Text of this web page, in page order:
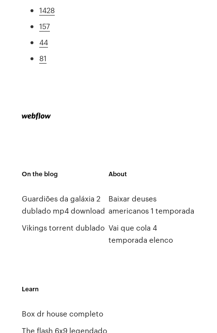
1428
157
44
81
On the blog
Guardiões da galáxia 2
dublado mp4 download
Vikings torrent dublado
About
Baixar deuses
americanos 1 temporada
Vai que cola 4
temporada elenco
Learn
Box dr house completo
The flash 6x9 legendado